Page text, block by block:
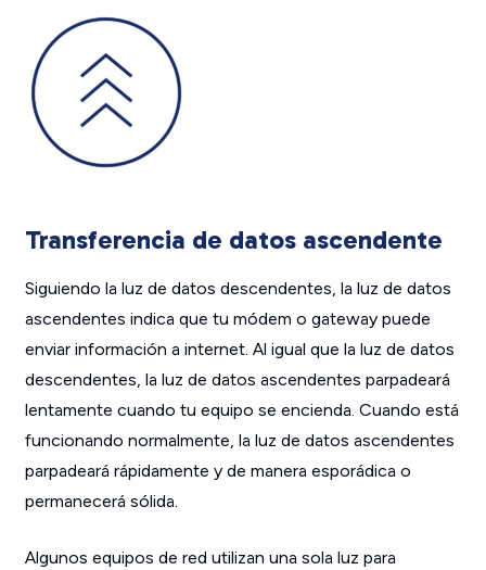
Transferencia de datos ascendente
Siguiendo la luz de datos descendentes, la luz de datos
ascendentes indica que tu módem o gateway puede
enviar información a internet. Al igual que la luz de datos
descendentes, la luz de datos ascendentes parpadeará
lentamente cuando tu equipo se encienda. Cuando está
funcionando normalmente, la luz de datos ascendentes
parpadeará rápidamente y de manera esporádica o
permanecerá sólida.
Algunos equipos de red utilizan una sola luz para